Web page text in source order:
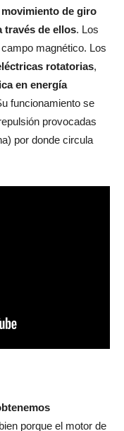
de giro
través de ellos. Los
magnético. Los
rotatorias,
en energía
funcionamiento se
provocadas
por donde circula
porque el motor de